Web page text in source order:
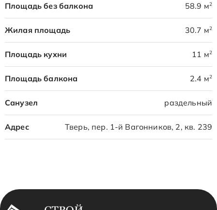
Площадь без балкона 58.9 м2
Жилая площадь 30.7 м2
Площадь кухни 11 м2
Площадь балкона 2.4 м2
Санузел раздельный
Адрес Тверь, пер. 1-й Вагонников, 2, кв. 239